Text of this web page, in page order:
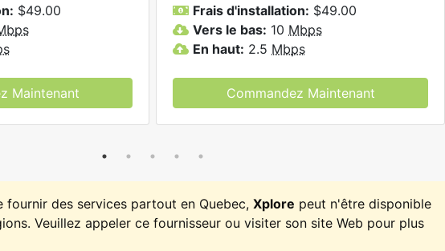
$49.00
Maintenant
Frais d'installation: $49.00
Vers le bas: 10 Mbps
En haut: 2.5 Mbps
Commandez Maintenant
fournir des services partout en Quebec, Xplore peut n'être disponible
Veuillez appeler ce fournisseur ou visiter son site Web pour plus